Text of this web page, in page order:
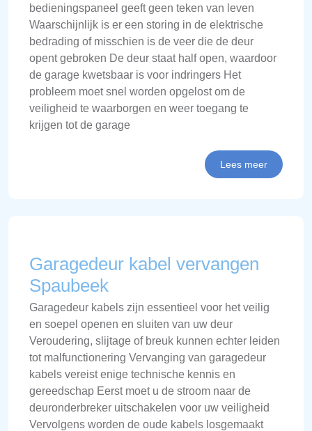
bedieningspaneel geeft geen teken van leven
Waarschijnlijk is er een storing in de elektrische
bedrading of misschien is de veer die de deur
opent gebroken De deur staat half open, waardoor
de garage kwetsbaar is voor indringers Het
probleem moet snel worden opgelost om de
veiligheid te waarborgen en weer toegang te
krijgen tot de garage
Lees meer
Garagedeur kabel vervangen
Spaubeek
Garagedeur kabels zijn essentieel voor het veilig
en soepel openen en sluiten van uw deur
Veroudering, slijtage of breuk kunnen echter leiden
tot malfunctionering Vervanging van garagedeur
kabels vereist enige technische kennis en
gereedschap Eerst moet u de stroom naar de
deuronderbreker uitschakelen voor uw veiligheid
Vervolgens worden de oude kabels losgemaakt